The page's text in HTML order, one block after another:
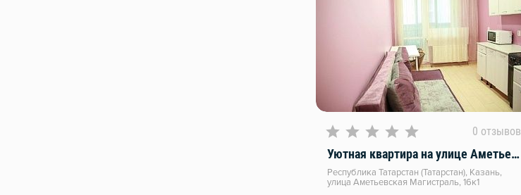
0 отзывов
Уютная квартира на улице Аметьевская Магистраль 16к1
Республика Татарстан (Татарстан), Казань,
улица Аметьевская Магистраль, 16к1